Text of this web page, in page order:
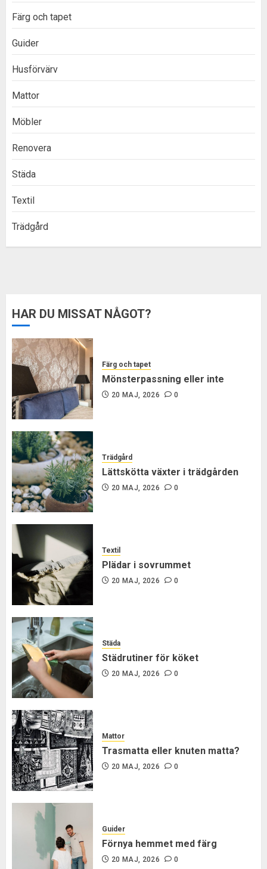
Färg och tapet
Guider
Husförvärv
Mattor
Möbler
Renovera
Städa
Textil
Trädgård
HAR DU MISSAT NÅGOT?
Färg och tapet
Mönsterpassning eller inte
20 MAJ, 2026 0
Trädgård
Lättskötta växter i trädgården
20 MAJ, 2026 0
Textil
Plädar i sovrummet
20 MAJ, 2026 0
Städa
Städrutiner för köket
20 MAJ, 2026 0
Mattor
Trasmatta eller knuten matta?
20 MAJ, 2026 0
Guider
Förnya hemmet med färg
20 MAJ, 2026 0